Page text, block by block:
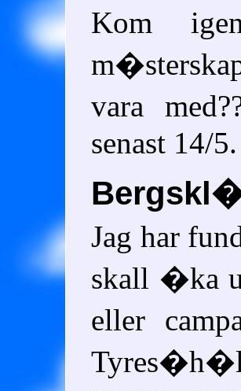
Kom
vara
senast 14/5.
Jag har
skall �ka
eller